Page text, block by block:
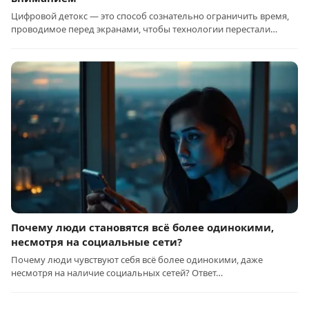
Цифровой детокс — это способ сознательно ограничить время,
проводимое перед экранами, чтобы технологии перестали…
Почему люди становятся всё более одинокими,
несмотря на социальные сети?
Почему люди чувствуют себя всё более одинокими, даже
несмотря на наличие социальных сетей? Ответ…